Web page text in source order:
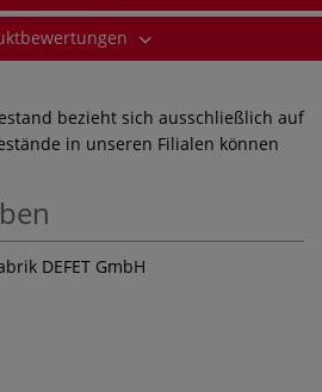
bezieht sich ausschließlich auf
in unseren Filialen können
DEFET GmbH